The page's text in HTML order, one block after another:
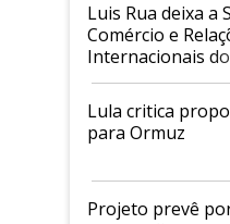
Luis Rua deixa a
Comércio e
Internacionais
Lula critica
para Ormuz
Projeto prevê